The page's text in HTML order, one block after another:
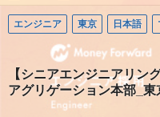
エンジニア 東京 日本語
【シニアエンジニアリン
アグリゲーション本部_東